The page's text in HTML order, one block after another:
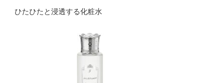
ひたひたと浸透する化粧水